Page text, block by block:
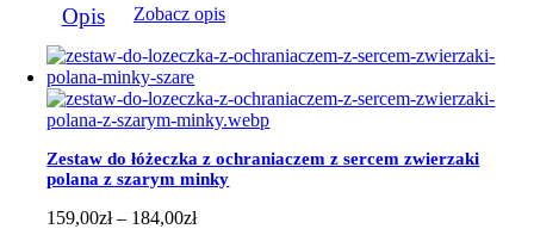
do
produkt
ma
wiele
wariantów.
Opcje
można
wybrać
na
stronie
produktu
Opis Zobacz opis
Zestaw do łóżeczka z ochraniaczem z sercem zwierzaki
polana z szarym minky
159,00zł – 184,00złZakres